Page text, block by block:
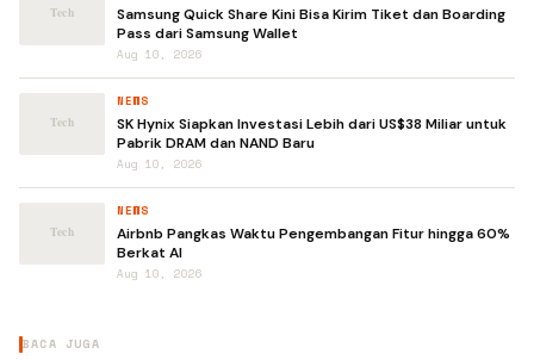
Samsung Quick Share Kini Bisa Kirim Tiket dan Boarding
Pass dari Samsung Wallet
Aug 10, 2026
NEWS
SK Hynix Siapkan Investasi Lebih dari US$38 Miliar untuk
Pabrik DRAM dan NAND Baru
Aug 10, 2026
NEWS
Airbnb Pangkas Waktu Pengembangan Fitur hingga 60%
Berkat AI
Aug 10, 2026
BACA JUGA